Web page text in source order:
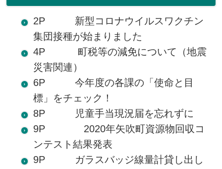
2P 新型コロナウイルスワクチン
集団接種が始まりました
4P 町税等の減免について（地震
災害関連）
6P 今年度の各課の「使命と目
標」をチェック！
8P 児童手当現況届を忘れずに
9P 2020年矢吹町資源物回収コ
ンテスト結果発表
9P ガラスバッジ線量計貸し出し